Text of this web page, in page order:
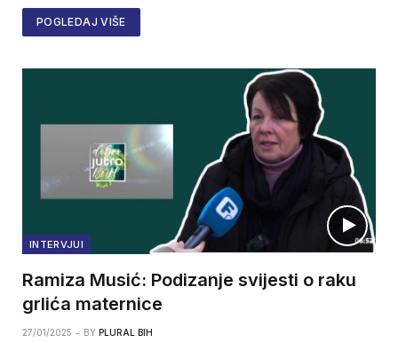
POGLEDAJ VIŠE
INTERVJUI
Ramiza Musić: Podizanje svijesti o raku
grlića maternice
27/01/2025 BY PLURAL BIH